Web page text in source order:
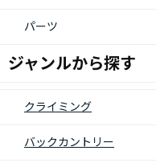
パーツ
ジャンルから探す
クライミング
バックカントリー